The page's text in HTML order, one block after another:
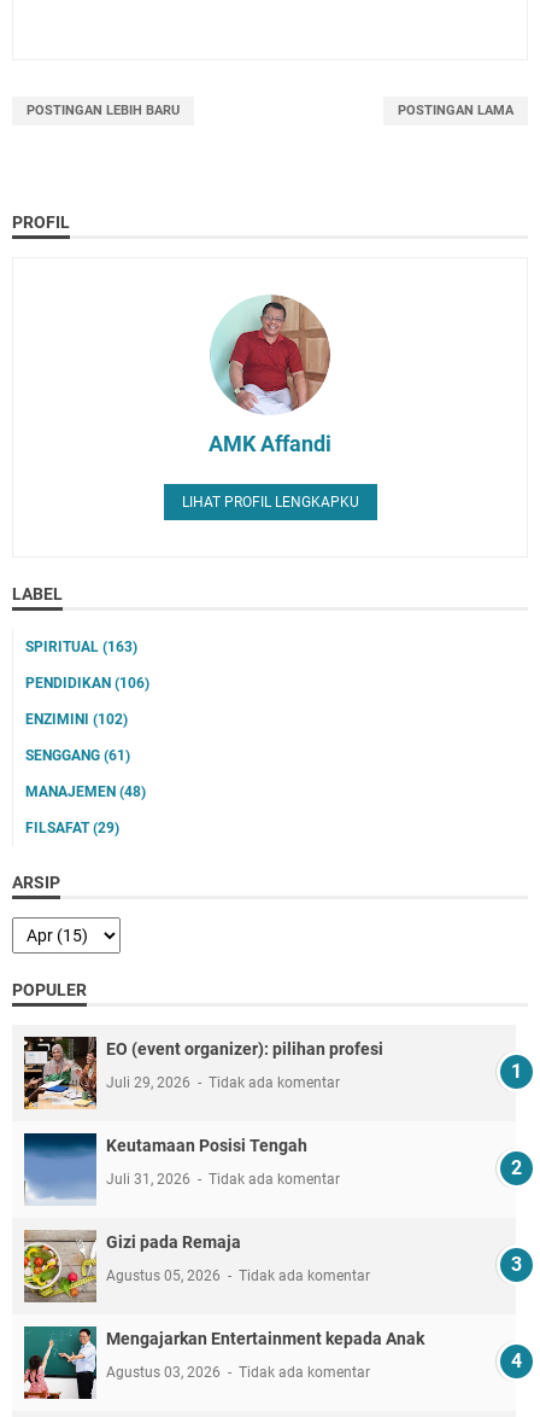
POSTINGAN LEBIH BARU POSTINGAN LAMA
PROFIL
AMK Affandi
LIHAT PROFIL LENGKAPKU
LABEL
SPIRITUAL (163)
PENDIDIKAN (106)
ENZIMINI (102)
SENGGANG (61)
MANAJEMEN (48)
FILSAFAT(29)
ARSIP
POPULER
EO (event organizer): pilihan profesi
Juli 29, 2026 Tidak ada komentar
Keutamaan Posisi Tengah
Juli 31, 2026 Tidak ada komentar
Gizi pada Remaja
Agustus 05, 2026 Tidak ada komentar
Mengajarkan Entertainment kepada Anak
Agustus 03, 2026 Tidak ada komentar